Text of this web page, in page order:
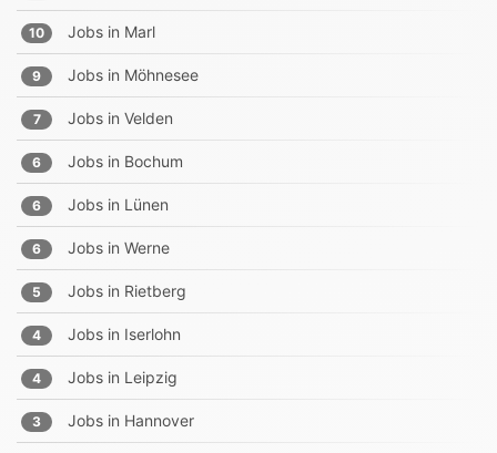
10 Jobs in Marl
9 Jobs in Möhnesee
7 Jobs in Velden
6 Jobs in Bochum
6 Jobs in Lünen
6 Jobs in Werne
5 Jobs in Rietberg
4 Jobs in Iserlohn
4 Jobs in Leipzig
3 Jobs in Hannover